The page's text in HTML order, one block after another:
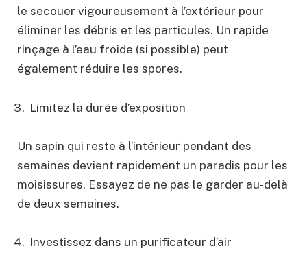
le secouer vigoureusement à l’extérieur pour
éliminer les débris et les particules. Un rapide
rinçage à l’eau froide (si possible) peut
également réduire les spores.
Limitez la durée d’exposition
Un sapin qui reste à l’intérieur pendant des
semaines devient rapidement un paradis pour les
moisissures. Essayez de ne pas le garder au-delà
de deux semaines.
Investissez dans un purificateur d’air